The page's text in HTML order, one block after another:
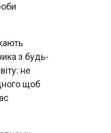
з будь-
не
щоб